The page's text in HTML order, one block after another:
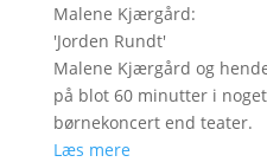
Malene Kjærgård:
'Jorden Rundt'
Malene Kjærgård og
på blot 60 minutter i
børnekoncert end teater.
Læs mere